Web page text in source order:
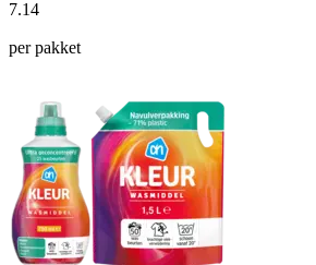
7.14
per pakket